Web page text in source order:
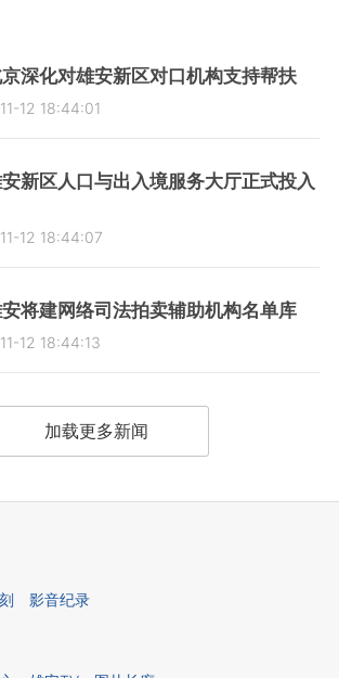
京深化对雄安新区对口机构支持帮扶
12 18:44:01
安新区人口与出入境服务大厅正式投入
12 18:44:07
安将建网络司法拍卖辅助机构名单库
12 18:44:13
加载更多新闻
影音纪录